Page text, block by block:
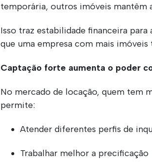
temporária, outros imóveis mantêm
Isso traz estabilidade financeira
que uma empresa com mais
Captação forte aumenta o poder
No mercado de locação, quem tem
permite:
Atender diferentes perfis de
Trabalhar melhor a precificação